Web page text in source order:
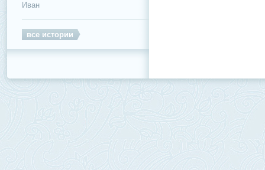
Иван
все истории